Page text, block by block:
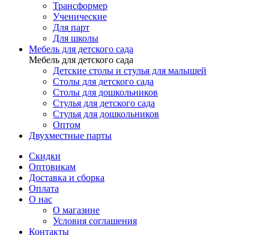
Трансформер
Ученические
Для парт
Для школы
Мебель для детского сада
Мебель для детского сада
Детские столы и стулья для малышей
Столы для детского сада
Столы для дошкольников
Стулья для детского сада
Стулья для дошкольников
Оптом
Двухместные парты
Скидки
Оптовикам
Доставка и сборка
Оплата
О нас
О магазине
Условия соглашения
Контакты